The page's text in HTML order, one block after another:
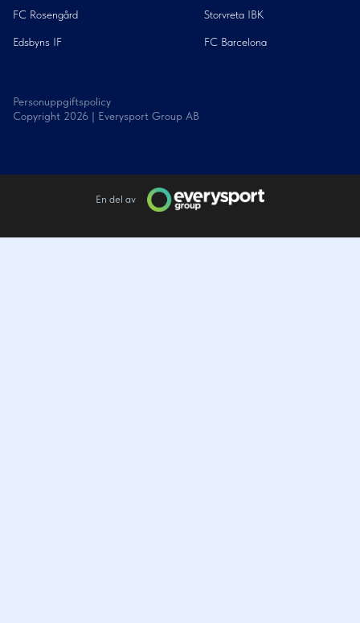
FC Rosengård
Edsbyns IF
Storvreta IBK
FC Barcelona
Personuppgiftspolicy
Copyright 2026 | Everysport Group AB
En del av